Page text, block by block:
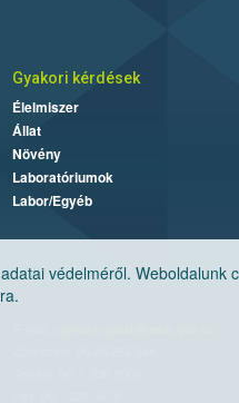
védelméről. Weboldalunk
Gyakori kérdések
Élelmiszer
Állat
Növény
Laboratóriumok
Labor/Egyéb